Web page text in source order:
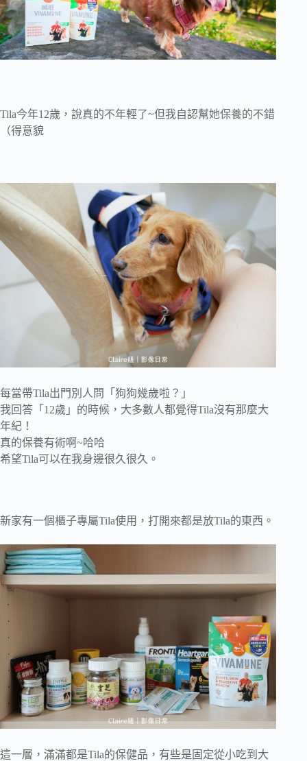
Tila今年12歲，說真的不年輕了~但我自認幫她保養的不錯
（得意貌
每當帶Tila出門別人問「狗狗幾歲啦？」
我回答「12歲」的時候，大多數人都覺得Tila沒有那麼大
年紀！
真的保養有術啊~哈哈
希望Tila可以在我身邊很久很久。
新家有一個櫃子專屬Tila使用，打開來都是放Tila的東西。
這一層，滿滿都是Tila的保健品，有些是固定從小吃到大